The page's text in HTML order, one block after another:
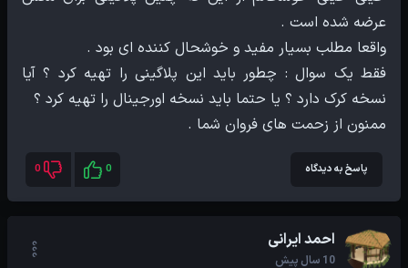
فقط یک سوال : چطور باید این پلاگینی را تهیه کرد ؟ آیا
ممنون از زحمت های فروان شما .
پاسخ به دیدگاه 0
0
احمد ایرانی
10 سال پیش